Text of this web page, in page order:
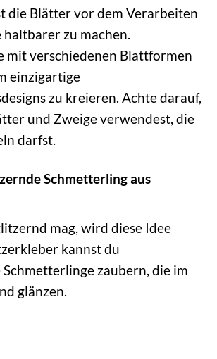
die Blätter vor dem Verarbeiten
haltbarer zu machen.
mit verschiedenen Blattformen
einzigartige
zu kreieren. Achte darauf,
und Zweige verwendest, die
darfst.
Schmetterling aus
mag, wird diese Idee
kannst du
zaubern, die im
glänzen.